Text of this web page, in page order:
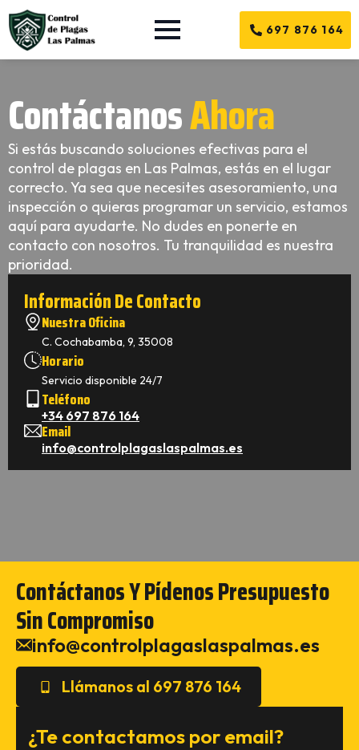
697 876 164
ContáctanosAhora
Si estás buscando soluciones efectivas para el
control de plagas en Las Palmas, estás en el lugar
correcto. Ya sea que necesites asesoramiento, una
inspección o quieras programar un servicio, estamos
aquí para ayudarte. No dudes en ponerte en
contacto con nosotros. Tu tranquilidad es nuestra
prioridad.
Información De Contacto
Nuestra Oficina
C. Cochabamba, 9, 35008
Horario
Servicio disponible 24/7
Teléfono
+34 697 876 164
Email
info@controlplagaslaspalmas.es
Contáctanos Y Pídenos Presupuesto
Sin Compromiso
info@controlplagaslaspalmas.es
Llámanos al 697 876 164
¿Te contactamos por email?